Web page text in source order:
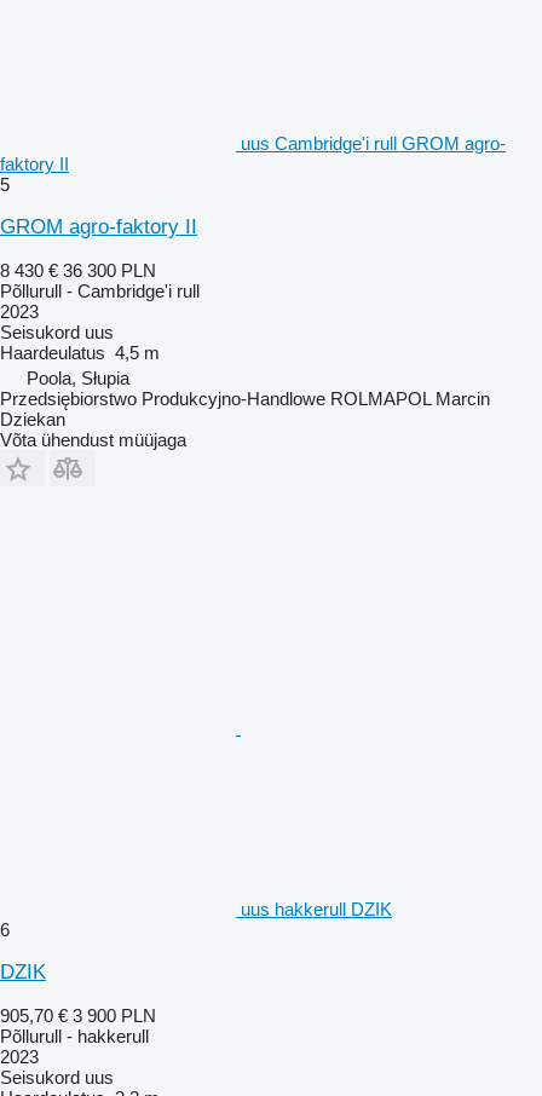
uus Cambridge'i rull GROM agro-
faktory II
5
GROM agro-faktory II
8 430 € 36 300 PLN
Põllurull - Cambridge'i rull
2023
Seisukord uus
Haardeulatus 4,5 m
Poola, Słupia
Przedsiębiorstwo Produkcyjno-Handlowe ROLMAPOL Marcin
Dziekan
Võta ühendust müüjaga
uus hakkerull DZIK
6
DZIK
905,70 € 3 900 PLN
Põllurull - hakkerull
2023
Seisukord uus